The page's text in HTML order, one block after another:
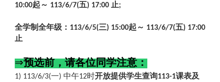
10:00起～ 113/6/7(五) 17:00 止;
全学制全年级： 113/6/5(三) 15:00起～ 113/6/7(五) 17:00
止
⇒预选前，请各位同学注意：
1) 113/6/3(一) 中午12时开放提供学生查询113-1课表及